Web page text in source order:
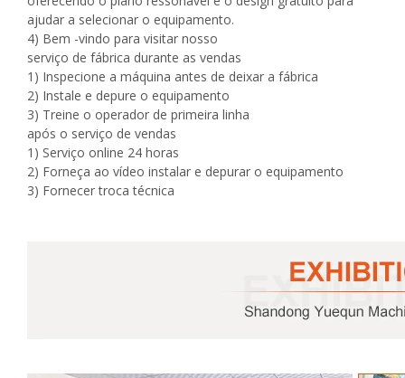
ajudar a selecionar o equipamento.
4) Bem -vindo para visitar nosso
serviço de fábrica durante as vendas
1) Inspecione a máquina antes de deixar a fábrica
2) Instale e depure o equipamento
3) Treine o operador de primeira linha
após o serviço de vendas
1) Serviço online 24 horas
2) Forneça ao vídeo instalar e depurar o equipamento
3) Fornecer troca técnica